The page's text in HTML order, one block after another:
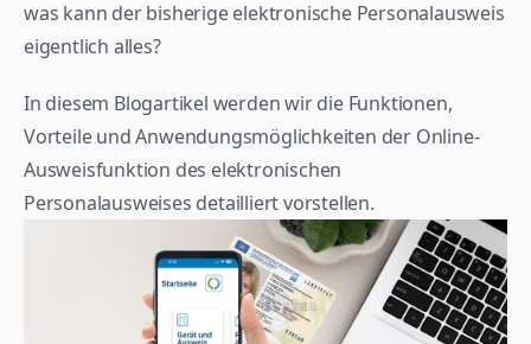
was kann der bisherige elektronische Personalausweis
eigentlich alles?
In diesem Blogartikel werden wir die Funktionen,
Vorteile und Anwendungsmöglichkeiten der Online-
Ausweisfunktion des elektronischen
Personalausweises detailliert vorstellen.